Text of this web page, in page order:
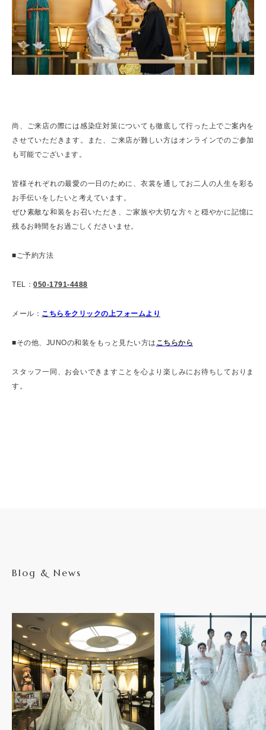
尚、ご来店の際には感染症対策についても徹底して行った上でご案内を
させていただきます。また、ご来店が難しい方はオンラインでのご参加
も可能でございます。
皆様それぞれの最愛の一日のために、衣裳を通してお二人の人生を彩る
お手伝いをしたいと考えています。
ぜひ素敵な和装をお召いただき、ご家族や大切な方々と穏やかに記憶に
残るお時間をお過ごしくださいませ。
■ご予約方法
TEL： 050-1791-4488
メール： こちらをクリックの上フォームより
■その他、JUNOの和装をもっと見たい方は こちらから
スタッフ一同、お会いできますことを心より楽しみにお待ちしておりま
す。
Blog & News